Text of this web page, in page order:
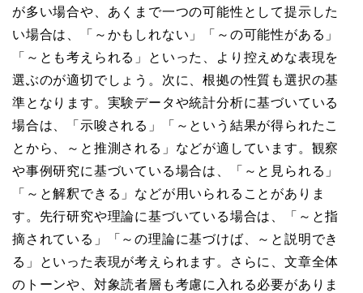
が多い場合や、あくまで一つの可能性として提示した
い場合は、「～かもしれない」「～の可能性がある」
「～とも考えられる」といった、より控えめな表現を
選ぶのが適切でしょう。次に、根拠の性質も選択の基
準となります。実験データや統計分析に基づいている
場合は、「示唆される」「～という結果が得られたこ
とから、～と推測される」などが適しています。観察
や事例研究に基づいている場合は、「～と見られる」
「～と解釈できる」などが用いられることがありま
す。先行研究や理論に基づいている場合は、「～と指
摘されている」「～の理論に基づけば、～と説明でき
る」といった表現が考えられます。さらに、文章全体
のトーンや、対象読者層も考慮に入れる必要がありま